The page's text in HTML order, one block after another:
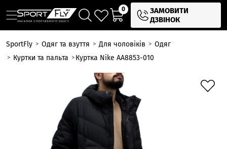
0
ЗАМОВИТИ
ДЗВІНОК
SportFly Одяг та взуття Для чоловіків
Одяг
Куртки та пальта
Куртка Nike AA8853-010